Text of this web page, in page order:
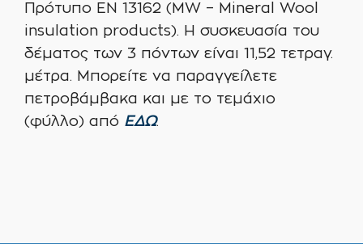
Πρότυπο EN 13162 (MW – Mineral Wool
insulation products). Η συσκευασία του
δέματος των 3 πόντων είναι 11,52 τετραγ.
μέτρα. Μπορείτε να παραγγείλετε
πετροβάμβακα και με το τεμάχιο
(φύλλο) από ΕΔΩ.